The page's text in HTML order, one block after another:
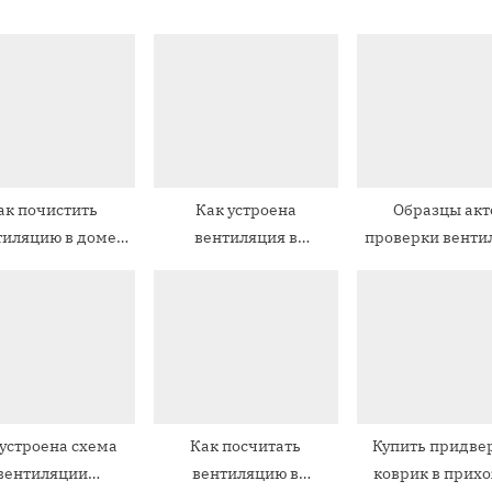
п
и
почистить
в доме
Как устроена
вентиляция в
Образцы
проверки
схема
Как посчитать
вентиляцию в
Купить
коврик в